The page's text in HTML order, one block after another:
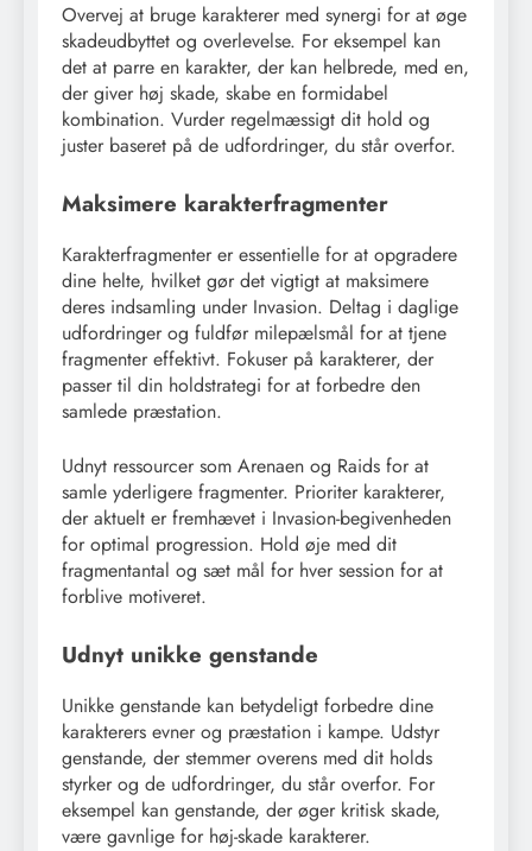
Overvej at bruge karakterer med synergi for at øge
skadeudbyttet og overlevelse. For eksempel kan
det at parre en karakter, der kan helbrede, med en,
der giver høj skade, skabe en formidabel
kombination. Vurder regelmæssigt dit hold og
juster baseret på de udfordringer, du står overfor.
Maksimere karakterfragmenter
Karakterfragmenter er essentielle for at opgradere
dine helte, hvilket gør det vigtigt at maksimere
deres indsamling under Invasion. Deltag i daglige
udfordringer og fuldfør milepælsmål for at tjene
fragmenter effektivt. Fokuser på karakterer, der
passer til din holdstrategi for at forbedre den
samlede præstation.
Udnyt ressourcer som Arenaen og Raids for at
samle yderligere fragmenter. Prioriter karakterer,
der aktuelt er fremhævet i Invasion-begivenheden
for optimal progression. Hold øje med dit
fragmentantal og sæt mål for hver session for at
forblive motiveret.
Udnyt unikke genstande
Unikke genstande kan betydeligt forbedre dine
karakterers evner og præstation i kampe. Udstyr
genstande, der stemmer overens med dit holds
styrker og de udfordringer, du står overfor. For
eksempel kan genstande, der øger kritisk skade,
være gavnlige for høj-skade karakterer.